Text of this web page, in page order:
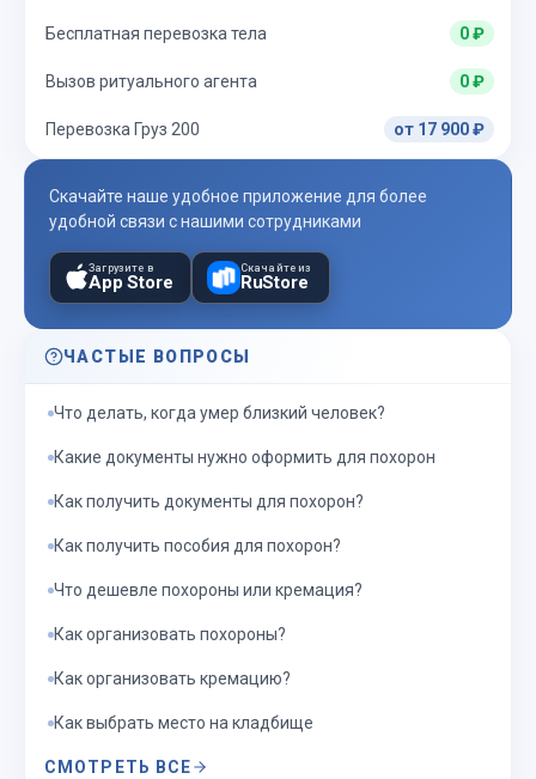
Бесплатная перевозка тела 0 ₽
Вызов ритуального агента 0 ₽
Перевозка Груз 200 от 17 900 ₽
Скачайте наше удобное приложение для более
удобной связи с нашими сотрудниками
Загрузите в
App Store
Скачайте из
RuStore
ЧАСТЫЕ ВОПРОСЫ
Что делать, когда умер близкий человек?
Какие документы нужно оформить для похорон
Как получить документы для похорон?
Как получить пособия для похорон?
Что дешевле похороны или кремация?
Как организовать похороны?
Как организовать кремацию?
Как выбрать место на кладбище
СМОТРЕТЬ ВСЕ